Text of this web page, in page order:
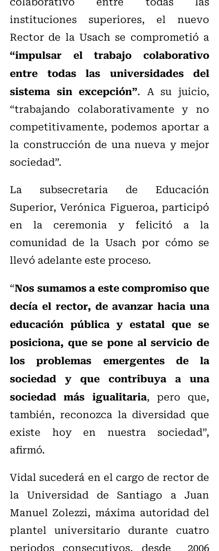
instituciones superiores, el nuevo
Rector de la Usach se comprometió a
“impulsar el trabajo colaborativo
entre todas las universidades del
sistema sin excepción”. A su juicio,
“trabajando colaborativamente y no
competitivamente, podemos aportar a
la construcción de una nueva y mejor
sociedad”.
La subsecretaria de Educación
Superior, Verónica Figueroa, participó
en la ceremonia y felicitó a la
comunidad de la Usach por cómo se
llevó adelante este proceso.
“Nos sumamos a este compromiso que
decía el rector, de avanzar hacia una
educación pública y estatal que se
posiciona, que se pone al servicio de
los problemas emergentes de la
sociedad y que contribuya a una
sociedad más igualitaria, pero que,
también, reconozca la diversidad que
existe hoy en nuestra sociedad”,
afirmó.
Vidal sucederá en el cargo de rector de
la Universidad de Santiago a Juan
Manuel Zolezzi, máxima autoridad del
plantel universitario durante cuatro
periodos consecutivos, desde 2006